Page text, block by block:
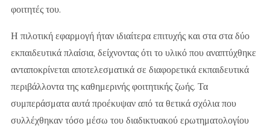
φοιτητές του.
Η πιλοτική εφαρμογή ήταν ιδιαίτερα επιτυχής και στα στα δύο
εκπαιδευτικά πλαίσια, δείχνοντας ότι το υλικό που αναπτύχθηκε
ανταποκρίνεται αποτελεσματικά σε διαφορετικά εκπαιδευτικά
περιβάλλοντα της καθημερινής φοιτητικής ζωής. Τα
συμπεράσματα αυτά προέκυψαν από τα θετικά σχόλια που
συλλέχθηκαν τόσο μέσω του διαδικτυακού ερωτηματολογίου